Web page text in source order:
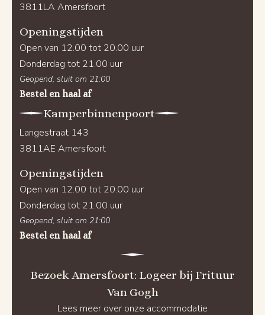
3811LA Amersfoort
Openingstijden
Open van 12.00 tot 20.00 uur
Donderdag tot 21.00 uur
Geopend, sluit om 21:00
Bestel en haal af
Kamperbinnenpoort
Langestraat 143
3811AE Amersfoort
Openingstijden
Open van 12.00 tot 20.00 uur
Donderdag tot 21.00 uur
Geopend, sluit om 21:00
Bestel en haal af
Bezoek Amersfoort: Logeer bij Frituur
Van Gogh
Lees meer over onze accommodatie